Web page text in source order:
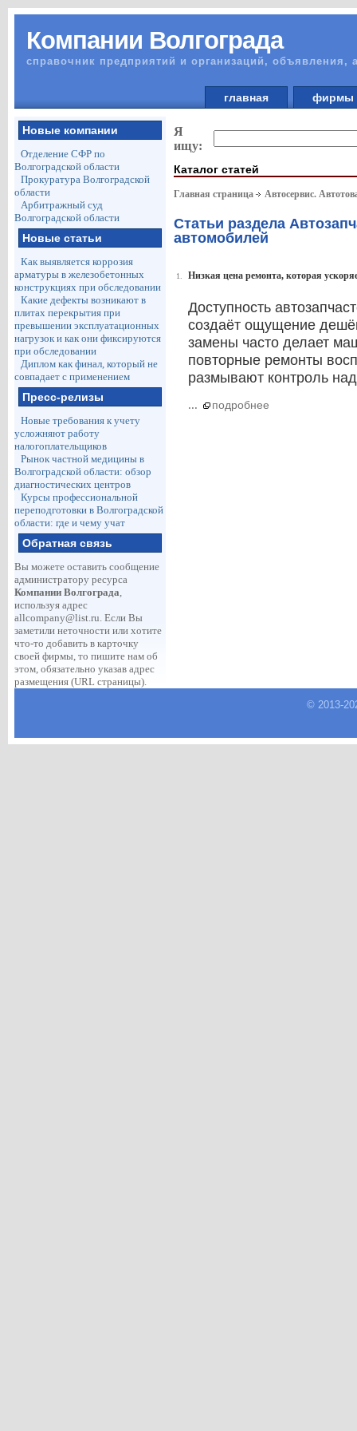
Компании Волгограда
справочник предприятий и организаций, объявления,
главная
Новые компании
Отделение СФР по
Волгоградской области
Прокуратура Волгоградской
области
Арбитражный суд
Волгоградской области
Новые статьи
Как выявляется коррозия
арматуры в железобетонных
конструкциях при обследовании
Какие дефекты возникают в
плитах перекрытия при
превышении эксплуатационных
нагрузок и как они фиксируются
при обследовании
Диплом как финал, который не
совпадает с применением
Пресс-релизы
Новые требования к учету
усложняют работу
налогоплательщиков
Рынок частной медицины в
Волгоградской области: обзор
диагностических центров
Курсы профессиональной
переподготовки в Волгоградской
области: где и чему учат
Обратная связь
Вы можете оставить сообщение
администратору ресурса
Компании Волгограда,
используя адрес
allcompany@list.ru. Если Вы
заметили неточности или хотите
что-то добавить в карточку
своей фирмы, то пишите нам об
этом, обязательно указав адрес
размещения (URL страницы).
Я
ищу:
Каталог статей
Главная страница Автосервис.
Статьи раздела
автомобилей
1. Низкая цена ремонта, которая
Доступность
создаёт ощущение
замены часто делает
повторные ремонты
размывают контроль
... подробнее
© 2013-